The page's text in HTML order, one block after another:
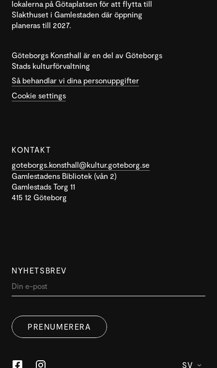
lokalerna på Götaplatsen för att flytta till
Slakthuset i Gamlestaden där öppning
planeras till 2027.
Göteborgs Konsthall är en del av Göteborgs
Stads kulturförvaltning
Så behandlar vi dina personuppgifter
Cookie settings
KONTAKT
goteborgs.konsthall@kultur.goteborg.se
Gamlestadens Bibliotek (vån 2)
Gamlestads Torg 11
415 12 Göteborg
NYHETSBREV
PRENUMERERA
SV